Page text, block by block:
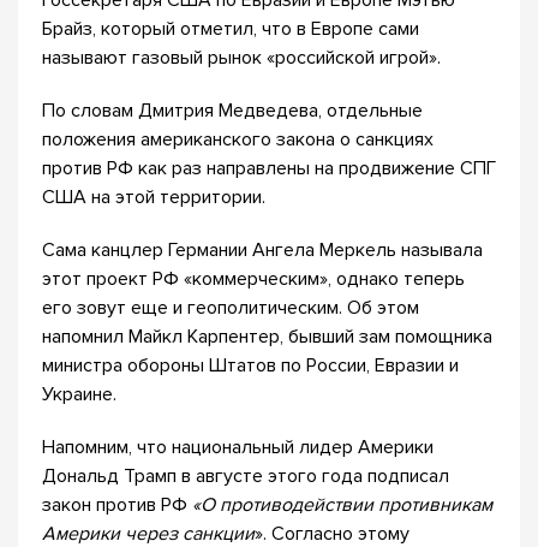
Брайз, который отметил, что в Европе сами
называют газовый рынок «российской игрой».
По словам Дмитрия Медведева, отдельные
положения американского закона о санкциях
против РФ как раз направлены на продвижение СПГ
США на этой территории.
Сама канцлер Германии Ангела Меркель называла
этот проект РФ «коммерческим», однако теперь
его зовут еще и геополитическим. Об этом
напомнил Майкл Карпентер, бывший зам помощника
министра обороны Штатов по России, Евразии и
Украине.
Напомним, что национальный лидер Америки
Дональд Трамп в августе этого года подписал
закон против РФ «О противодействии противникам
Америки через санкции». Согласно этому